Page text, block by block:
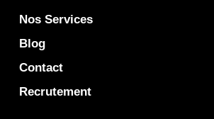
Nos Services
Blog
Contact
Recrutement